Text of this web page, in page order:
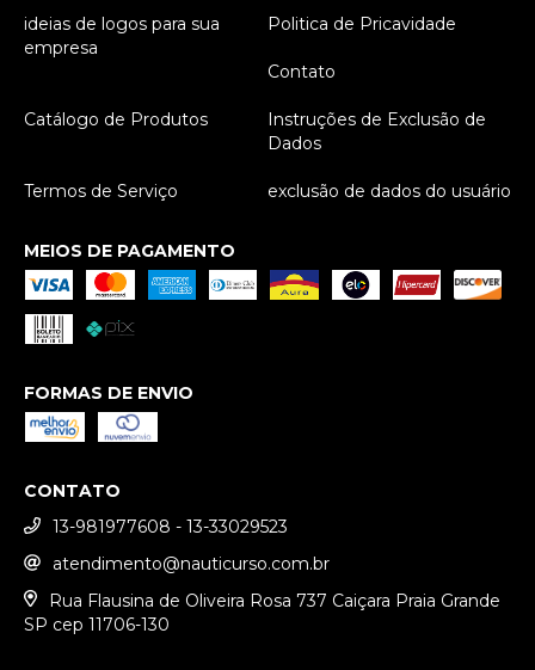
ideias de logos para sua
empresa
Politica de Pricavidade
Contato
Catálogo de Produtos
Instruções de Exclusão de
Dados
Termos de Serviço exclusão de dados do usuário
MEIOS DE PAGAMENTO
FORMAS DE ENVIO
CONTATO
13-981977608 - 13-33029523
atendimento@nauticurso.com.br
Rua Flausina de Oliveira Rosa 737 Caiçara Praia Grande
SP cep 11706-130